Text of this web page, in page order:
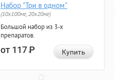
Набор "Три в одном"
(10x100мг, 20x20мг)
Большой набор из 3-х
препаратов.
от 117Р Купить